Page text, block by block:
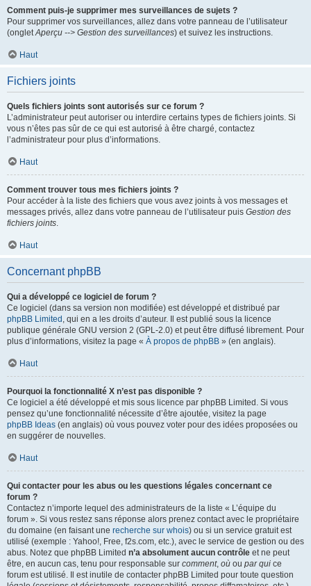
Comment puis-je supprimer mes surveillances de sujets ?
Pour supprimer vos surveillances, allez dans votre panneau de l’utilisateur
(ongletAperçu --> Gestion des surveillances) et suivez les instructions.
Haut
Fichiers joints
Quels fichiers joints sont autorisés sur ce forum ?
L’administrateur peut autoriser ou interdire certains types de fichiers joints. Si
vous n’êtes pas sûr de ce qui est autorisé à être chargé, contactez
l’administrateur pour plus d’informations.
Haut
Comment trouver tous mes fichiers joints ?
Pour accéder à la liste des fichiers que vous avez joints à vos messages et
messages privés, allez dans votre panneau de l’utilisateur puis Gestion des
fichiers joints.
Haut
Concernant phpBB
Qui a développé ce logiciel de forum ?
Ce logiciel (dans sa version non modifiée) est développé et distribué par
phpBB Limited , qui en a les droits d’auteur. Il est publié sous la licence
publique générale GNU version 2 (GPL-2.0) et peut être diffusé librement. Pour
plus d’informations, visitez la page « À propos de phpBB » (en anglais).
Haut
Pourquoi la fonctionnalité X n’est pas disponible ?
Ce logiciel a été développé et mis sous licence par phpBB Limited. Si vous
pensez qu’une fonctionnalité nécessite d’être ajoutée, visitez la page
phpBB Ideas (en anglais) où vous pouvez voter pour des idées proposées ou
en suggérer de nouvelles.
Haut
Qui contacter pour les abus ou les questions légales concernant ce
forum ?
Contactez n’importe lequel des administrateurs de la liste « L’équipe du
forum ». Si vous restez sans réponse alors prenez contact avec le propriétaire
du domaine (en faisant une recherche sur whois) ou si un service gratuit est
utilisé (exemple : Yahoo!, Free, f2s.com, etc.), avec le service de gestion ou des
abus. Notez que phpBB Limited n’a absolument aucun contrôle et ne peut
être, en aucun cas, tenu pour responsable sur comment, où ou par qui ce
forum est utilisé. Il est inutile de contacter phpBB Limited pour toute question